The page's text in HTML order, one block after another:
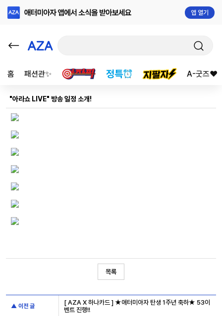
앱 열기
홈 패션관✨ A-굿즈❤️
"아라쇼 LIVE" 방송 일정 소개!
목록
▲ 이전 글
[ AZA X 하나카드 ] ★애터미아자 탄생 1주년 축하★ 53이
벤트 진행!!